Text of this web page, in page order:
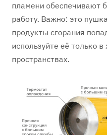
пламени обеспечивают
работу. Важно: это
продукты сгорания
используйте её только
пространствах.